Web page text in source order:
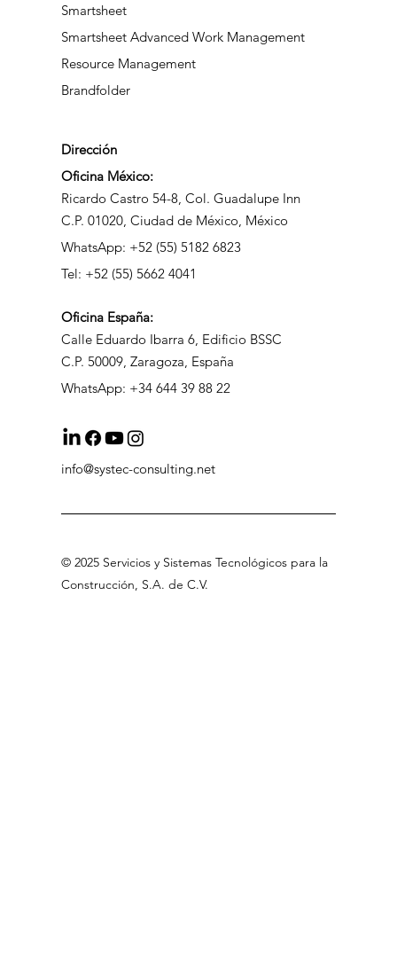
Dirección
Oficina México:
Ricardo Castro 54-8, Col. Guadalupe Inn
C.P. 01020, Ciudad de México, México
Tel: +52 (55) 5662 4041
WhatsApp: +52 (55) 5182 6823
OficinaEspaña:
Calle Eduardo Ibarra 6, Edificio BSSC
C.P. 50009, Zaragoza, España
WhatsApp: +34 644 39 88 22
info@systec-consulting.net
Smartsheet
Resource Management
Brandfolder
Smartsheet Advanced Work Management
© 2025 Servicios y Sistemas Tecnológicos para la
Construcción, S.A. de C.V.